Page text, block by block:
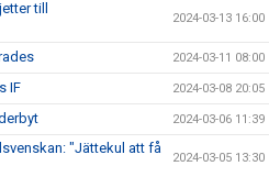
till
2024-03-13 16:00
2024-03-11 08:00
IF 2024-03-08 20:05
2024-03-06 11:39
"Jättekul att få
2024-03-05 13:30